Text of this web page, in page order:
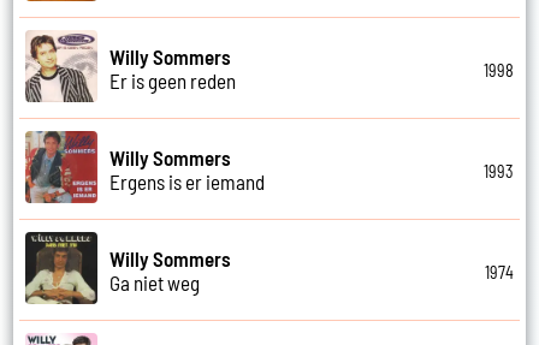
Willy Sommers
Er is geen reden
1998
Willy Sommers
Ergens is er iemand
1993
Willy Sommers
Ga niet weg
1974